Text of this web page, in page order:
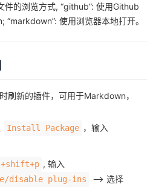
件的浏览方式, “github”: 使用Github
使用浏览器本地打开。
刷新的插件，可用于Markdown，
Install Package ，输入
, 输入
disable plug-ins --> 选择